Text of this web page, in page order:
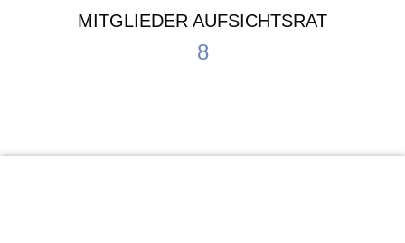
MITGLIEDER AUFSICHTSRAT
8